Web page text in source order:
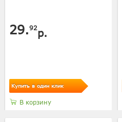
29.92р.
Купить в один клик
В корзину